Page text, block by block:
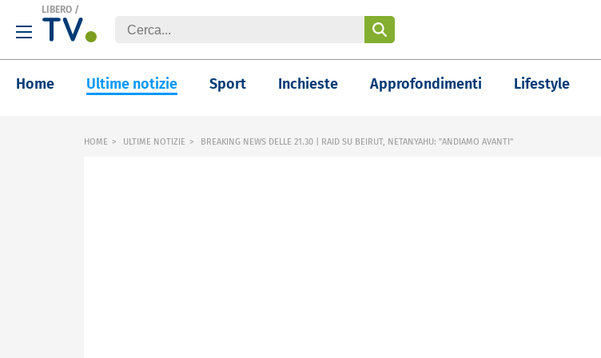
LIBERO /
Home Ultime notizie Sport Inchieste Approfondimenti Lifestyle
HOME ULTIME NOTIZIE BREAKING NEWS DELLE 21.30 | RAID SU BEIRUT, NETANYAHU: "ANDIAMO AVANTI"